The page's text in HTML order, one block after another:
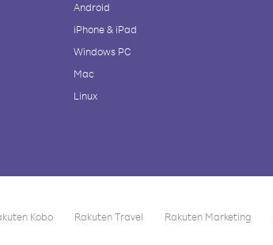
Android
iPhone & iPad
Windows PC
Mac
Linux
Kobo Rakuten Travel Rakuten Marketing